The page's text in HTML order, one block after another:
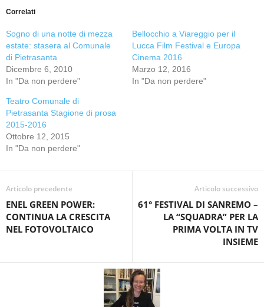
Correlati
Sogno di una notte di mezza
estate: stasera al Comunale
di Pietrasanta
Dicembre 6, 2010
In "Da non perdere"
Bellocchio a Viareggio per il
Lucca Film Festival e Europa
Cinema 2016
Marzo 12, 2016
In "Da non perdere"
Teatro Comunale di
Pietrasanta Stagione di prosa
2015-2016
Ottobre 12, 2015
In "Da non perdere"
Articolo precedente
ENEL GREEN POWER:
CONTINUA LA CRESCITA
NEL FOTOVOLTAICO
Articolo successivo
61° FESTIVAL DI SANREMO –
LA “SQUADRA” PER LA
PRIMA VOLTA IN TV
INSIEME